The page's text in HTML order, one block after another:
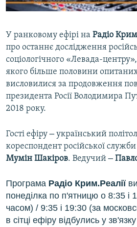
УКРАЇНСЬКА ПРОБЛЕМА КРИМУ
Усі сайти RFE/RL
У ранковому ефірі на Радіо
про останнє дослідження
соціологічного «Левада-
якого більше половини
висловилися за продовження
президента Росії Володимира
2018 року.
Гості ефіру – український
кореспондент російської
Мумін Шакіров. Ведучий –
Програма Радіо Крим.Реалії
понеділка по п'ятницю о 8:35 і
часом) / 9:35 і 19:30 (за
в сітці ефіру відбулись у